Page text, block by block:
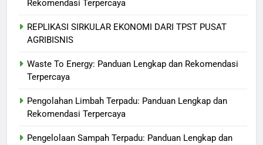
Rekomendasi Terpercaya
REPLIKASI SIRKULAR EKONOMI DARI TPST PUSAT
AGRIBISNIS
Waste To Energy: Panduan Lengkap dan Rekomendasi
Terpercaya
Pengolahan Limbah Terpadu: Panduan Lengkap dan
Rekomendasi Terpercaya
Pengelolaan Sampah Terpadu: Panduan Lengkap dan